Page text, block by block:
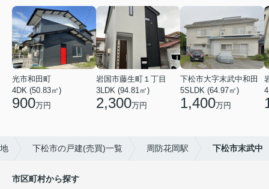
光市和田町
4DK (50.83㎡)
900万円
岩国市藤生町１丁目
3LDK (94.81㎡)
2,300万円
下松市大字末武中和田
5SLDK (64.97㎡)
1,400万円
下松市の戸建(売買)一覧 周防花岡駅 下松市末武中
市区町村から探す